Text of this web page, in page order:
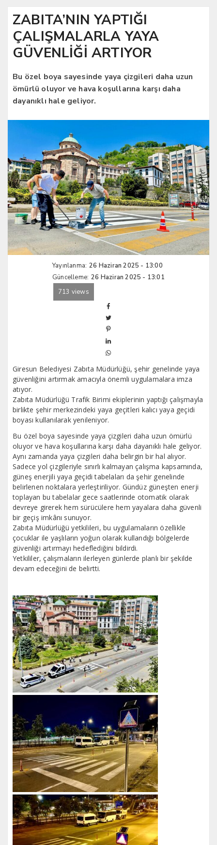
ZABITA’NIN YAPTIĞI
ÇALIŞMALARLA YAYA
GÜVENLİĞİ ARTIYOR
Bu özel boya sayesinde yaya çizgileri daha uzun
ömürlü oluyor ve hava koşullarına karşı daha
dayanıklı hale geliyor.
Yayınlanma: 26 Haziran 2025 - 13:00
Güncelleme: 26 Haziran 2025 - 13:01
713 views
Giresun Belediyesi Zabıta Müdürlüğü, şehir genelinde yaya
güvenliğini artırmak amacıyla önemli uygulamalara imza
atıyor.
Zabıta Müdürlüğü Trafik Birimi ekiplerinin yaptığı çalışmayla
birlikte şehir merkezindeki yaya geçitleri kalıcı yaya geçidi
boyası kullanılarak yenileniyor.
Bu özel boya sayesinde yaya çizgileri daha uzun ömürlü
oluyor ve hava koşullarına karşı daha dayanıklı hale geliyor.
Aynı zamanda yaya çizgileri daha belirgin bir hal alıyor.
Sadece yol çizgileriyle sınırlı kalmayan çalışma kapsamında,
güneş enerjili yaya geçidi tabelaları da şehir genelinde
belirlenen noktalara yerleştiriliyor. Gündüz güneşten enerji
toplayan bu tabelalar gece saatlerinde otomatik olarak
devreye girerek hem sürücülere hem yayalara daha güvenli
bir geçiş imkânı sunuyor.
Zabıta Müdürlüğü yetkilileri, bu uygulamaların özellikle
çocuklar ile yaşlıların yoğun olarak kullandığı bölgelerde
güvenliği artırmayı hedeflediğini bildirdi.
Yetkililer, çalışmaların ilerleyen günlerde planlı bir şekilde
devam edeceğini de belirtti.